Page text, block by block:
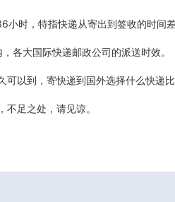
时，特指快递从寄出到签收的时间差
各大国际快递邮政公司的派送时效。
以到，寄快递到国外选择什么快递比
足之处，请见谅。